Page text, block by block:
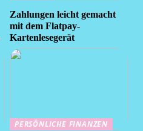
Zahlungen leicht gemacht
mit dem Flatpay-
Kartenlesegerät
PERSÖNLICHE FINANZEN